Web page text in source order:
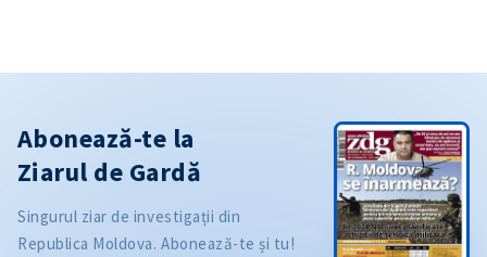
Abonează-te la
Ziarul de Gardă
Singurul ziar de investigații din
Republica Moldova. Abonează-te și tu!